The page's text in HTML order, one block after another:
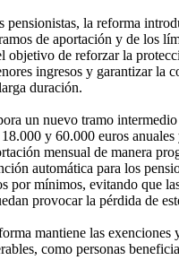
pensionistas, la reforma
de aportación y de los
objetivo de reforzar la
ingresos y garantizar la
duración.
un nuevo tramo intermedio
y 60.000 euros
mensual de manera
automática para los
por mínimos, evitando que
provocar la pérdida de
mantiene las exenciones
como personas